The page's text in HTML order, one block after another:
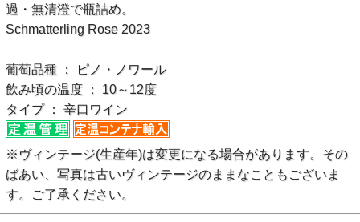
過・無清澄で瓶詰め。
Schmatterling Rose 2023
葡萄品種 ： ピノ・ノワール
飲み頃の温度 ： 10～12度
タイプ ： 辛口ワイン
※ヴィンテージ(生産年)は変更になる場合があります。その
ばあい、写真は古いヴィンテージのままなこともございま
す。ご了承ください。